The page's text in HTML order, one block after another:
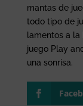
mantas de
todo tipo de
lamentos a la
juego Play
una sonrisa.